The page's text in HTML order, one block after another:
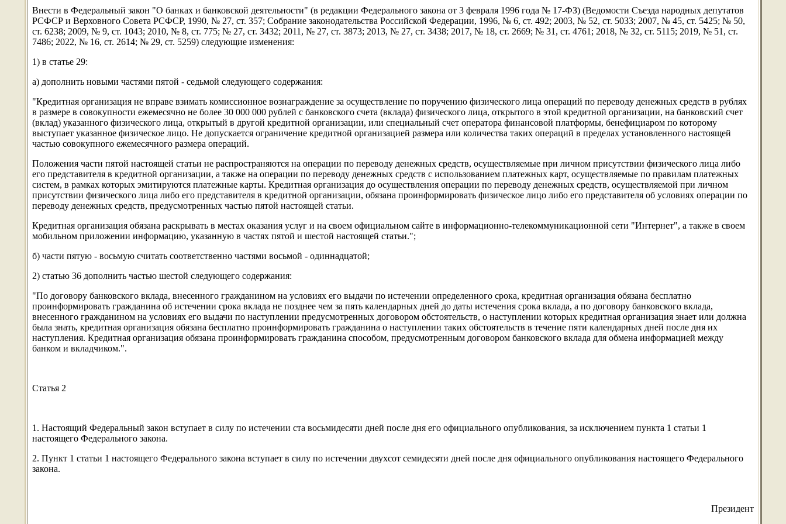
Внести в Федеральный закон "О банках и банковской деятельности" (в редакции Федерального закона от 3 февраля 1996 года № 17-ФЗ) (Ведомости Съезда народных депутатов
РСФСР и Верховного Совета РСФСР, 1990, № 27, ст. 357; Собрание законодательства Российской Федерации, 1996, № 6, ст. 492; 2003, № 52, ст. 5033; 2007, № 45, ст. 5425; № 50,
ст. 6238; 2009, № 9, ст. 1043; 2010, № 8, ст. 775; № 27, ст. 3432; 2011, № 27, ст. 3873; 2013, № 27, ст. 3438; 2017, № 18, ст. 2669; № 31, ст. 4761; 2018, № 32, ст. 5115; 2019, № 51, ст.
7486; 2022, № 16, ст. 2614; № 29, ст. 5259) следующие изменения:
1) в статье 29:
а) дополнить новыми частями пятой - седьмой следующего содержания:
"Кредитная организация не вправе взимать комиссионное вознаграждение за осуществление по поручению физического лица операций по переводу денежных средств в рублях
в размере в совокупности ежемесячно не более 30 000 000 рублей с банковского счета (вклада) физического лица, открытого в этой кредитной организации, на банковский счет
(вклад) указанного физического лица, открытый в другой кредитной организации, или специальный счет оператора финансовой платформы, бенефициаром по которому
выступает указанное физическое лицо. Не допускается ограничение кредитной организацией размера или количества таких операций в пределах установленного настоящей
частью совокупного ежемесячного размера операций.
Положения части пятой настоящей статьи не распространяются на операции по переводу денежных средств, осуществляемые при личном присутствии физического лица либо
его представителя в кредитной организации, а также на операции по переводу денежных средств с использованием платежных карт, осуществляемые по правилам платежных
систем, в рамках которых эмитируются платежные карты. Кредитная организация до осуществления операции по переводу денежных средств, осуществляемой при личном
присутствии физического лица либо его представителя в кредитной организации, обязана проинформировать физическое лицо либо его представителя об условиях операции по
переводу денежных средств, предусмотренных частью пятой настоящей статьи.
Кредитная организация обязана раскрывать в местах оказания услуг и на своем официальном сайте в информационно-телекоммуникационной сети "Интернет", а также в своем
мобильном приложении информацию, указанную в частях пятой и шестой настоящей статьи.";
б) части пятую - восьмую считать соответственно частями восьмой - одиннадцатой;
2) статью 36 дополнить частью шестой следующего содержания:
"По договору банковского вклада, внесенного гражданином на условиях его выдачи по истечении определенного срока, кредитная организация обязана бесплатно
проинформировать гражданина об истечении срока вклада не позднее чем за пять календарных дней до даты истечения срока вклада, а по договору банковского вклада,
внесенного гражданином на условиях его выдачи по наступлении предусмотренных договором обстоятельств, о наступлении которых кредитная организация знает или должна
была знать, кредитная организация обязана бесплатно проинформировать гражданина о наступлении таких обстоятельств в течение пяти календарных дней после дня их
наступления. Кредитная организация обязана проинформировать гражданина способом, предусмотренным договором банковского вклада для обмена информацией между
банком и вкладчиком.".
Статья 2
1. Настоящий Федеральный закон вступает в силу по истечении ста восьмидесяти дней после дня его официального опубликования, за исключением пункта 1 статьи 1
настоящего Федерального закона.
2. Пункт 1 статьи 1 настоящего Федерального закона вступает в силу по истечении двухсот семидесяти дней после дня официального опубликования настоящего Федерального
закона.
Президент